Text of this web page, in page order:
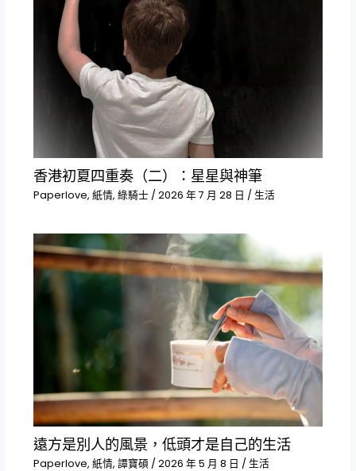
香港初夏四重奏（二）：星星與神筆
Paperlove, 紙情, 綠騎士/ 2026 年 7 月 28 日 / 生活
遠方是別人的風景，低頭才是自己的生活
Paperlove, 紙情, 譚寶碩 / 2026 年 5 月 8 日 / 生活